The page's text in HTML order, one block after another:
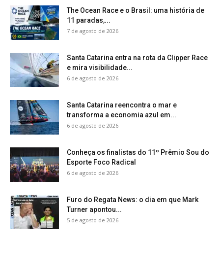
The Ocean Race e o Brasil: uma história de
11 paradas,...
7 de agosto de 2026
Santa Catarina entra na rota da Clipper Race
e mira visibilidade...
6 de agosto de 2026
Santa Catarina reencontra o mar e
transforma a economia azul em...
6 de agosto de 2026
Conheça os finalistas do 11º Prêmio Sou do
Esporte Foco Radical
6 de agosto de 2026
Furo do Regata News: o dia em que Mark
Turner apontou...
5 de agosto de 2026